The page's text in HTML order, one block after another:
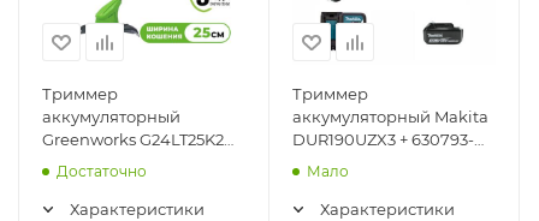
Триммер
аккумуляторный
Greenworks G24LT25K2
(24V, 25см, АКБ 2Ач и ЗУ)
2107207SA
Достаточно
Характеристики
Триммер
аккумуляторный Makita
DUR190UZX3 + 630793-
1(DC18RC) + 632G58-
Мало
Характеристики